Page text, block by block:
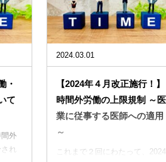
・
て
外
れ
2024.03.01
【2024年４月改正施行！】
時間外労働の上限規制 ～医
業に従事する医師への適用
～
これまで２回にわたって、2024